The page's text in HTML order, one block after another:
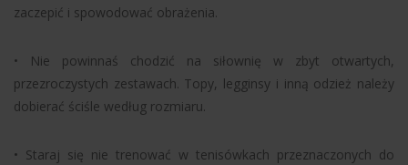
zaczepić i spowodować obrażenia.
• Nie powinnaś chodzić na siłownię w zbyt otwartych,
przezroczystych zestawach. Topy, legginsy i inną odzież należy
dobierać ściśle według rozmiaru.
• Staraj się nie trenować w tenisówkach przeznaczonych do